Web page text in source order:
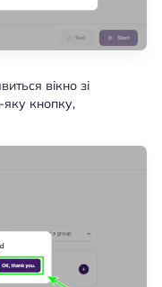
вікно зі
яку кнопку,